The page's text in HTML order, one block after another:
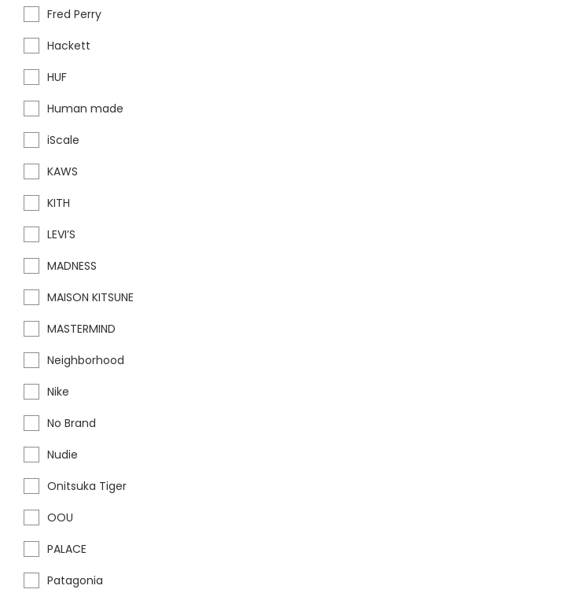
Fred Perry
Hackett
HUF
Human made
iScale
KAWS
KITH
LEVI’S
MADNESS
MAISON KITSUNE
MASTERMIND
Neighborhood
Nike
No Brand
Nudie
Onitsuka Tiger
OOU
PALACE
Patagonia